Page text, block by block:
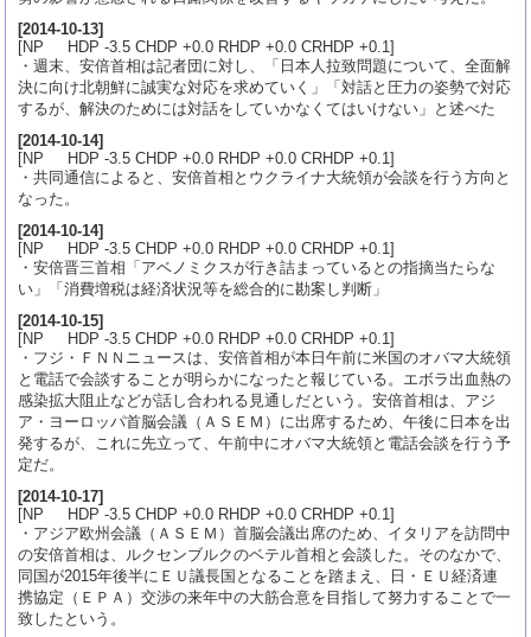
[2014-10-13]
[NP HDP -3.5 CHDP +0.0 RHDP +0.0 CRHDP +0.1]
・週末、安倍首相は記者団に対し、「日本人拉致問題について、全面解
決に向け北朝鮮に誠実な対応を求めていく」「対話と圧力の姿勢で対応
するが、解決のためには対話をしていかなくてはいけない」と述べた
[2014-10-14]
[NP HDP -3.5 CHDP +0.0 RHDP +0.0 CRHDP +0.1]
・共同通信によると、安倍首相とウクライナ大統領が会談を行う方向と
なった。
[2014-10-14]
[NP HDP -3.5 CHDP +0.0 RHDP +0.0 CRHDP +0.1]
・安倍晋三首相「アベノミクスが行き詰まっているとの指摘当たらな
い」「消費増税は経済状況等を総合的に勘案し判断」
[2014-10-15]
[NP HDP -3.5 CHDP +0.0 RHDP +0.0 CRHDP +0.1]
・フジ・ＦＮＮニュースは、安倍首相が本日午前に米国のオバマ大統領
と電話で会談することが明らかになったと報じている。エボラ出血熱の
感染拡大阻止などが話し合われる見通しだという。安倍首相は、アジ
ア・ヨーロッパ首脳会議（ＡＳＥＭ）に出席するため、午後に日本を出
発するが、これに先立って、午前中にオバマ大統領と電話会談を行う予
定だ。
[2014-10-17]
[NP HDP -3.5 CHDP +0.0 RHDP +0.0 CRHDP +0.1]
・アジア欧州会議（ＡＳＥＭ）首脳会議出席のため、イタリアを訪問中
の安倍首相は、ルクセンブルクのベテル首相と会談した。そのなかで、
同国が2015年後半にＥＵ議長国となることを踏まえ、日・ＥＵ経済連
携協定（ＥＰＡ）交渉の来年中の大筋合意を目指して努力することで一
致したという。